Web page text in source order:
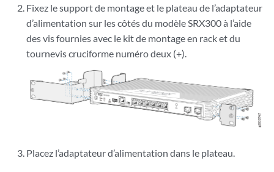
Fixez le support de montage et le plateau de l’adaptateur
d’alimentation sur les côtés du modèle SRX300 à l’aide
des vis fournies avec le kit de montage en rack et du
tournevis cruciforme numéro deux (+).
Placez l’adaptateur d’alimentation dans le plateau.